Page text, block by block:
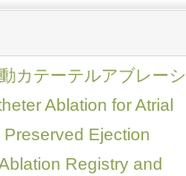
カテーテルアブレーシ
Ablation for Atrial
Ejection
Registry and